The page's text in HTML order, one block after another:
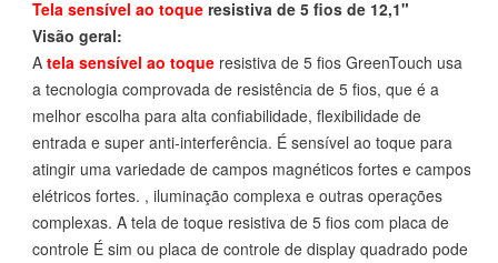
Tela sensível ao toqueresistiva de 5 fios de 12,1"
Visão geral:
A tela sensível ao toqueresistiva de 5 fios GreenTouch usa
a tecnologia comprovada de resistência de 5 fios, que é a
melhor escolha para alta confiabilidade, flexibilidade de
entrada e super anti-interferência. É sensível ao toque para
atingir uma variedade de campos magnéticos fortes e campos
elétricos fortes. , iluminação complexa e outras operações
complexas. A tela de toque resistiva de 5 fios com placa de
controle É sim ou placa de controle de display quadrado pode